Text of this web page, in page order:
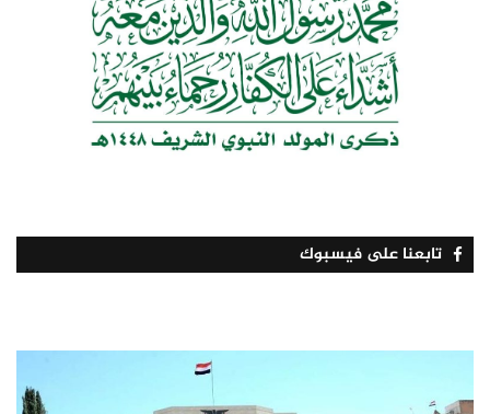
تابعنا على فيسبوك